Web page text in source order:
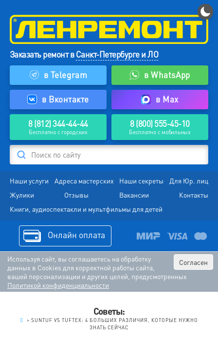
Заказать ремонт вСанкт-Петербурге и ЛО
в Telegram
в WhatsApp
в Вконтакте в Max
8 (812) 344-44-44
Бесплатно с городских
8 (800) 555-45-10
Бесплатно с мобильных
Поиск по сайту
Наши услуги Адреса мастерских Наши секреты
Для Юр. лиц
Жулики
Отзывы Вакансии
Контакты
Книги, аудиоспектакли и мультфильмы для детей
Онлайн оплата
Согласен
Используя сайт, вы соглашаетесь на обработку
данных в Cookies для корректной работы сайта,
вашей персонализации и других целей, предусмотренных
Политикой конфиденциальности
Советы:
> SUNTUF VS TUFTEX: 4 БОЛЬШИХ РАЗЛИЧИЯ, КОТОРЫЕ НУЖНО
ЗНАТЬ СЕЙЧАС